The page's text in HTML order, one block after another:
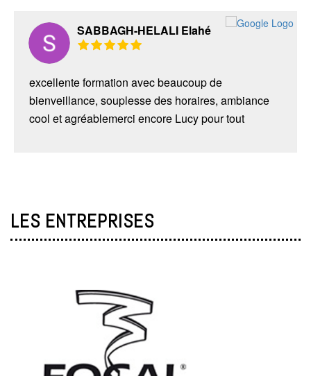
SABBAGH-HELALI Elahé
excellente formation avec beaucoup de
bienveillance, souplesse des horaires, ambiance
cool et agréablemerci encore Lucy pour tout
LES ENTREPRISES